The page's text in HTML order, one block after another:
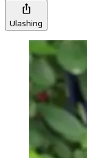
Ulashing